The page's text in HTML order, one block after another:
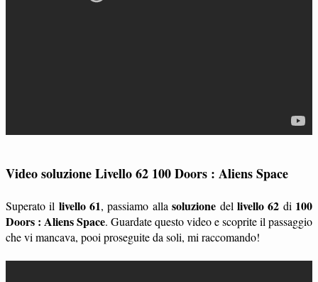
Video soluzione Livello 62 100 Doors : Aliens Space
Superato il livello 61, passiamo allasoluzione del livello 62 di 100
Doors : Aliens Space. Guardate questo video e scoprite il passaggio
che vi mancava, pooi proseguite da soli, mi raccomando!